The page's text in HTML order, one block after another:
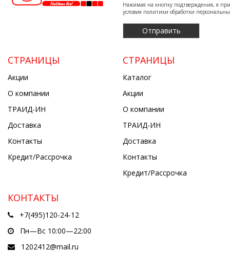
Нажимая на кнопку подтверждения, я
условия политики обработки
СТРАНИЦЫ
Акции
О компании
ТРАИД-ИН
Доставка
Контакты
Кредит/Рассрочка
СТРАНИЦЫ
Каталог
Акции
О компании
ТРАИД-ИН
Доставка
Контакты
Кредит/Рассрочка
КОНТАКТЫ
+7(495)120-24-12
Пн—Вс 10:00—22:00
1202412@mail.ru